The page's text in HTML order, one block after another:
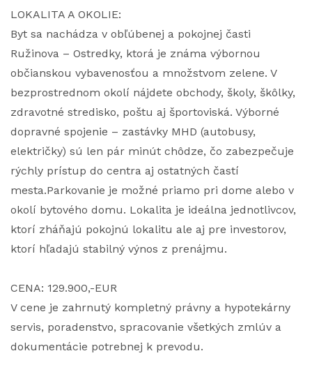
LOKALITA A OKOLIE:
Byt sa nachádza v obľúbenej a pokojnej časti
Ružinova – Ostredky, ktorá je známa výbornou
občianskou vybavenosťou a množstvom zelene. V
bezprostrednom okolí nájdete obchody, školy, škôlky,
zdravotné stredisko, poštu aj športoviská. Výborné
dopravné spojenie – zastávky MHD (autobusy,
električky) sú len pár minút chôdze, čo zabezpečuje
rýchly prístup do centra aj ostatných častí
mesta.Parkovanie je možné priamo pri dome alebo v
okolí bytového domu. Lokalita je ideálna jednotlivcov,
ktorí zháňajú pokojnú lokalitu ale aj pre investorov,
ktorí hľadajú stabilný výnos z prenájmu.
CENA: 129.900,-EUR
V cene je zahrnutý kompletný právny a hypotekárny
servis, poradenstvo, spracovanie všetkých zmlúv a
dokumentácie potrebnej k prevodu.